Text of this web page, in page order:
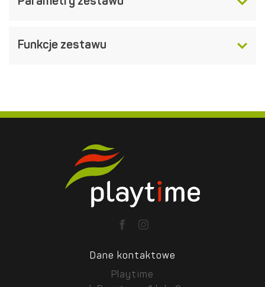
Funkcje zestawu
Dane kontaktowe
Playtime